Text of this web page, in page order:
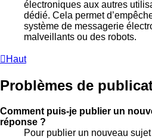
électroniques aux autres
dédié. Cela permet
système de messagerie
malveillants ou des robots.
Haut
Problèmes de
Comment puis-je publier un
réponse ?
Pour publier un nouveau